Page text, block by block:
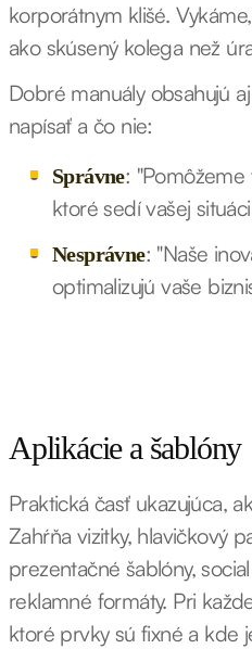
korporátnym klišé.
ako skúsený kolega než
Dobré manuály obsahujú
napísať a čo nie:
Správne: "Pomôžeme
ktoré sedí vašej
Nesprávne: "Naše
optimalizujú vaše
Aplikácie a šablóny
Praktická časť ukazujúca,
Zahŕňa vizitky, hlavičkový
prezentačné šablóny,
reklamné formáty. Pri
ktoré prvky sú fixné a kde